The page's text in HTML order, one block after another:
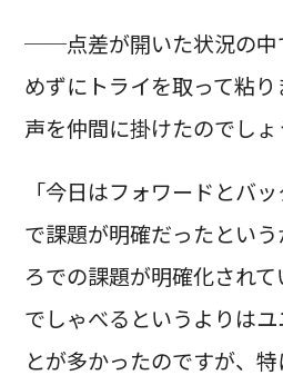
──点差が開いた状況の中
めずにトライを取って粘
声を仲間に掛けたのでしょ
「今日はフォワードとバ
で課題が明確だったとい
ろでの課題が明確化され
でしゃべるというよりは
とが多かったのですが、